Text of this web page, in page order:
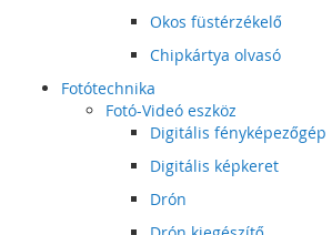
Okos füstérzékelő
Chipkártya olvasó
Fotótechnika
Fotó-Videó eszköz
Digitális fényképezőgép
Digitális képkeret
Drón